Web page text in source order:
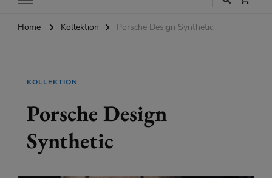
Home Kollektion Porsche Design Synthetic
KOLLEKTION
Porsche Design
Synthetic